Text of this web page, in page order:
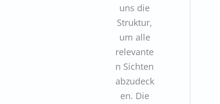
uns die
Struktur,
um alle
relevante
n Sichten
abzudeck
en. Die